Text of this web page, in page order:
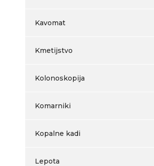
Kavomat
Kmetijstvo
Kolonoskopija
Komarniki
Kopalne kadi
Lepota